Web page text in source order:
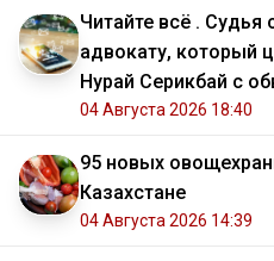
Читайте всё . Судья
адвокату, который
Нурай Серикбай с
04 Августа 2026 18:40
95 новых
Казахстане
04 Августа 2026 14:39